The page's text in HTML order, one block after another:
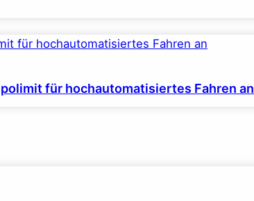
für hochautomatisiertes Fahren an